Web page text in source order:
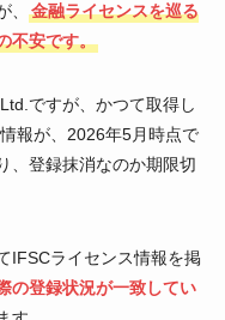
金融ライセンスを巡る
不安です。
ですが、かつて取得し
報が、2026年5月時点で
、登録抹消なのか期限切
IFSCライセンス情報を掲
の登録状況が一致してい